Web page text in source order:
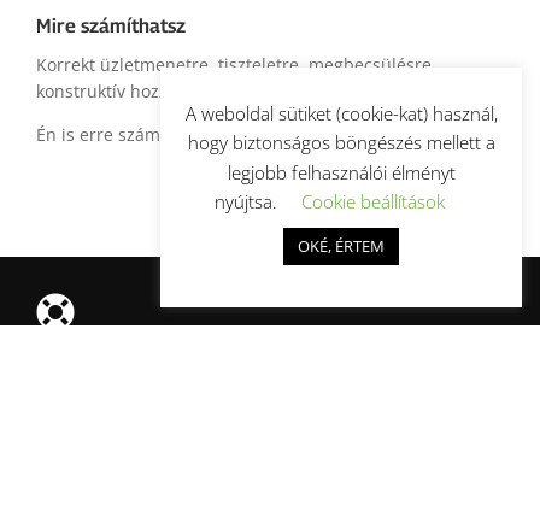
Mire számíthatsz
Korrekt üzletmenetre, tiszteletre, megbecsülésre,
konstruktív hozzáállásra.
Én is erre számítok a részedről.

A weboldal sütiket (cookie-kat) használ,
hogy biztonságos böngészés mellett a
legjobb felhasználói élményt
nyújtsa.
Cookie beállítások
OKÉ, ÉRTEM